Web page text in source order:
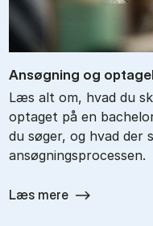
An­søg­ning og
Læs alt om, hvad du
optaget på en
du søger, og hvad der
ansøgningsprocessen.
Læs mere